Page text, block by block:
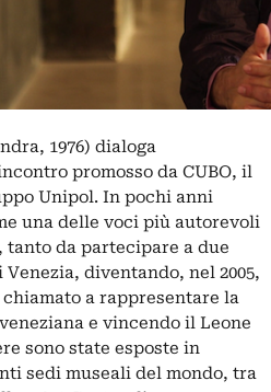
1976) dialoga
promosso da CUBO, il
Unipol. In pochi anni
una delle voci più autorevoli
tanto da partecipare a due
diventando, nel 2005,
a rappresentare la
e vincendo il Leone
sono state esposte in
sedi museali del mondo, tra